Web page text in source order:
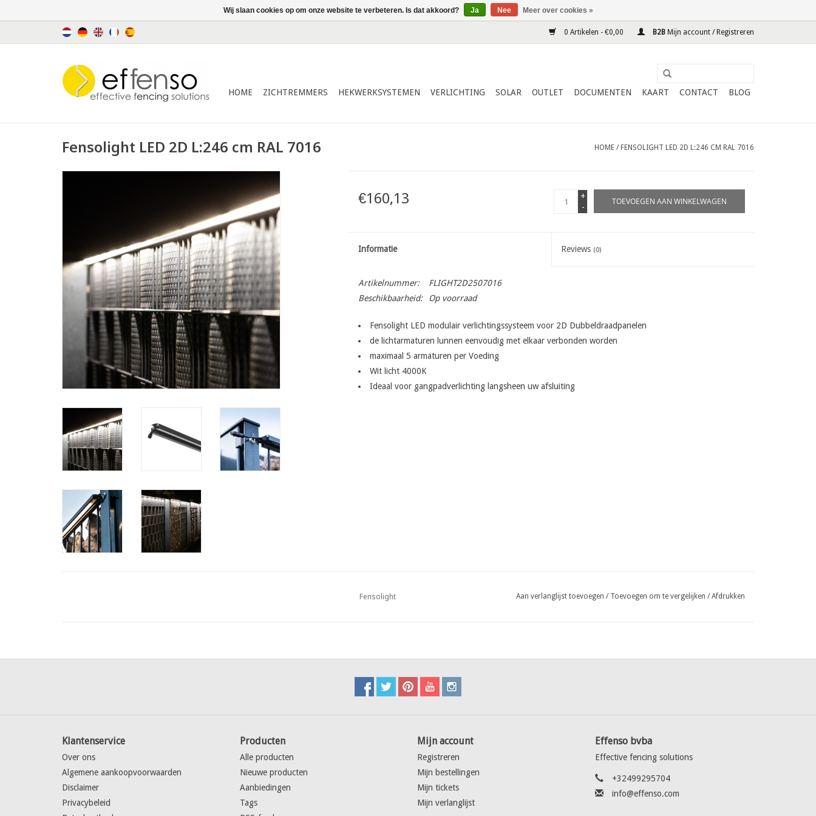
0 Artikelen - €0,00 B2B Mijn account / Registreren
HOME ZICHTREMMERS HEKWERKSYSTEMEN VERLICHTING SOLAR OUTLET DOCUMENTEN KAART CONTACT BLOG
Fensolight LED 2D L:246 cm RAL 7016 HOME / FENSOLIGHT LED 2D L:246 CM RAL 7016
€160,13
+
-
TOEVOEGEN AAN WINKELWAGEN
Informatie Reviews (0)
Artikelnummer:
FLIGHT2D2507016
Beschikbaarheid:
Op voorraad
Fensolight LED modulair verlichtingssysteem voor 2D Dubbeldraadpanelen
de lichtarmaturen lunnen eenvoudig met elkaar verbonden worden
maximaal 5 armaturen per Voeding
Wit licht 4000K
Ideaal voor gangpadverlichting langsheen uw afsluiting
Fensolight Aan verlanglijst toevoegen / Toevoegen om te vergelijken /Afdrukken
Klantenservice
Over ons
Algemene aankoopvoorwaarden
Disclaimer
Privacybeleid
Producten
Alle producten
Nieuwe producten
Aanbiedingen
Tags
Mijn account
Registreren
Mijn bestellingen
Mijn tickets
Mijn verlanglijst
Effenso bvba
Effective fencing solutions
+32499295704
info@effenso.com
Wij slaan cookies op om onze website te verbeteren. Is dat akkoord? Ja Nee Meer over cookies »